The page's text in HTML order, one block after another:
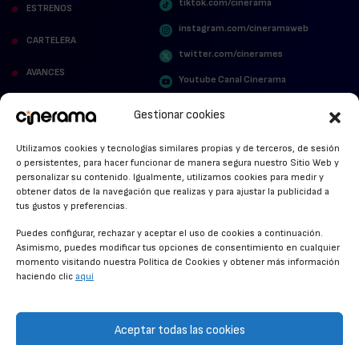
Gestionar cookies
Utilizamos cookies y tecnologías similares propias y de terceros, de sesión
o persistentes, para hacer funcionar de manera segura nuestro Sitio Web y
personalizar su contenido. Igualmente, utilizamos cookies para medir y
obtener datos de la navegación que realizas y para ajustar la publicidad a
tus gustos y preferencias.
Puedes configurar, rechazar y aceptar el uso de cookies a continuación.
Asimismo, puedes modificar tus opciones de consentimiento en cualquier
momento visitando nuestra Política de Cookies y obtener más información
haciendo clic aquí
Aceptar todas las cookies
ESTRENOS
CARTELERA
AVANCES
STREAMING NEWS
ANUNCIOS DE CINE
tiktok.com/cinerama
instagram.com/cineramaweb
twitter.com/cinerames
Youtube Canal Cinerama
POLÍTICA DE COOKIES